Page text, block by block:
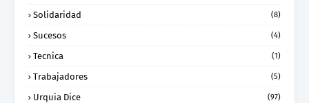
Solidaridad (8)
Sucesos (4)
Tecnica (1)
Trabajadores (5)
Urquia Dice (97)